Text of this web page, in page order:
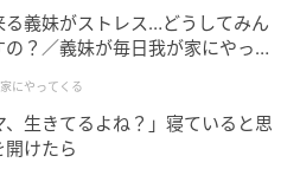
る義妹がストレス…どうしてみん
の？／義妹が毎日我が家にやって
にやってくる
生きてるよね？」寝ていると思
開けたら